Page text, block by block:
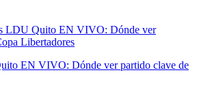
EN VIVO: Dónde ver partido clave de